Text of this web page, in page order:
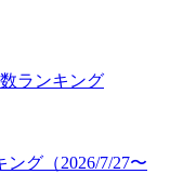
ング（2026/7/27〜